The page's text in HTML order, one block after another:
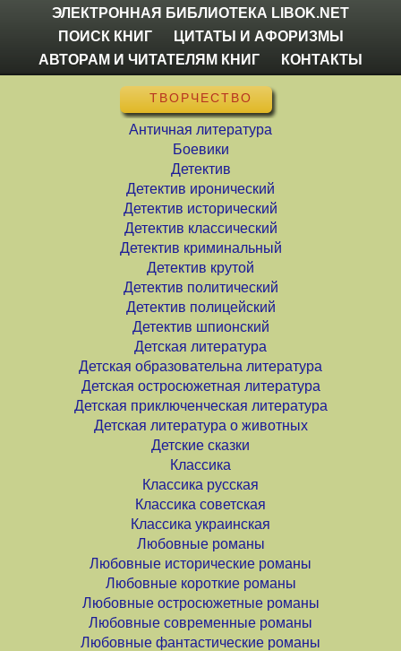
ЭЛЕКТРОННАЯ БИБЛИОТЕКА LIBOK.NET
ПОИСК КНИГ
ЦИТАТЫ И АФОРИЗМЫ
АВТОРАМ И ЧИТАТЕЛЯМ КНИГ
КОНТАКТЫ
ТВОРЧЕСТВО
Античная литература
Боевики
Детектив
Детектив иронический
Детектив исторический
Детектив классический
Детектив криминальный
Детектив крутой
Детектив политический
Детектив полицейский
Детектив шпионский
Детская литература
Детская образовательна литература
Детская остросюжетная литература
Детская приключенческая литература
Детская литература о животных
Детские сказки
Классика
Классика русская
Классика советская
Классика украинская
Любовные романы
Любовные исторические романы
Любовные короткие романы
Любовные остросюжетные романы
Любовные современные романы
Любовные фантастические романы